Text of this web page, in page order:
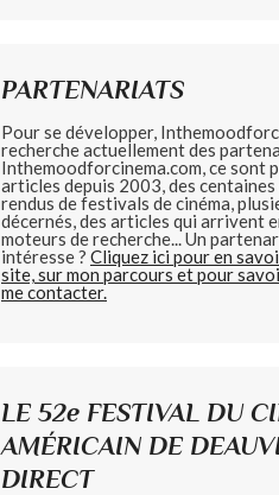
PARTENARIATS
Pour se développer,
recherche actuellement des
Inthemoodforcinema.com, ce sont
articles depuis 2003, des centaines
rendus de festivals de cinéma,
décernés, des articles qui arrivent
moteurs de recherche... Un
intéresse ? Cliquez ici pour en
site, sur mon parcours et pour
me contacter.
LE 52e FESTIVAL DU
AMÉRICAIN DE
DIRECT